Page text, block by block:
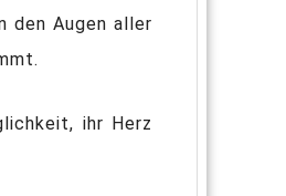
den Augen aller
ihr Herz